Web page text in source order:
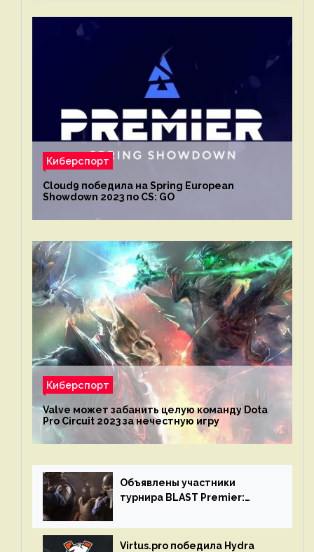
Киберспорт
Cloud9 победила на Spring European
Showdown 2023 по CS: GO
Киберспорт
Valve может забанить целую команду Dota
Pro Circuit 2023 за нечестную игру
Объявлены участники
турнира BLAST Premier:
Virtus.pro победила Hydra